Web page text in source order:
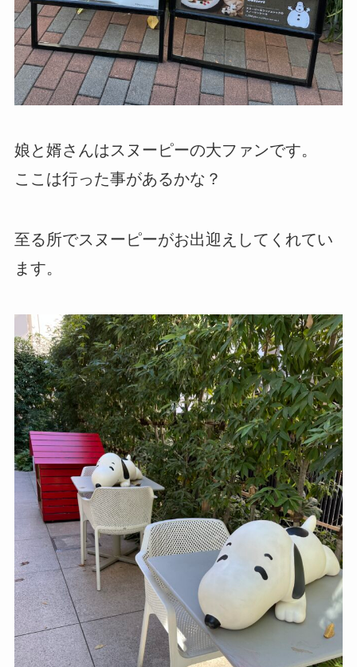
娘と婿さんはスヌーピーの大ファンです。
ここは行った事があるかな？
至る所でスヌーピーがお出迎えしてくれてい
ます。